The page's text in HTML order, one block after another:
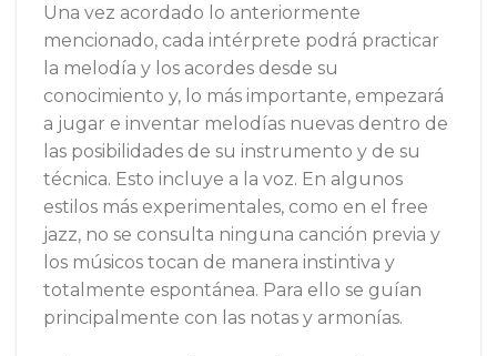
Una vez acordado lo anteriormente
mencionado, cada intérprete podrá practicar
la melodía y los acordes desde su
conocimiento y, lo más importante, empezará
a jugar e inventar melodías nuevas dentro de
las posibilidades de su instrumento y de su
técnica. Esto incluye a la voz. En algunos
estilos más experimentales, como en el free
jazz, no se consulta ninguna canción previa y
los músicos tocan de manera instintiva y
totalmente espontánea. Para ello se guían
principalmente con las notas y armonías.